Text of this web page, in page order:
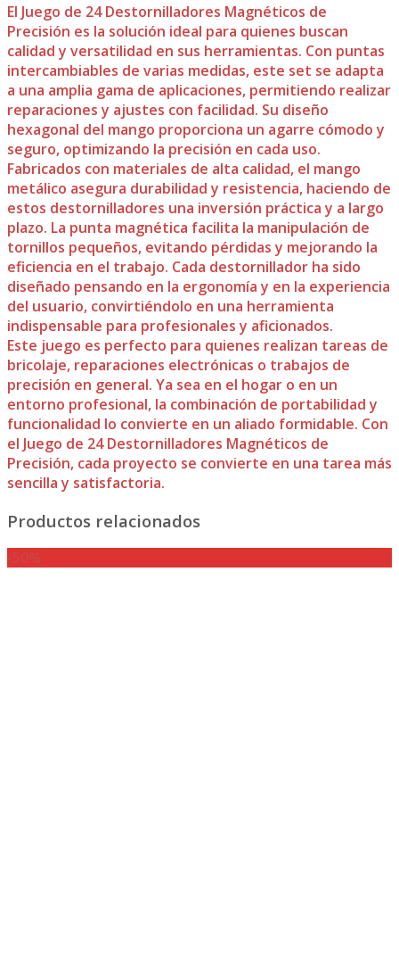
El Juego de 24 Destornilladores Magnéticos de
Precisión es la solución ideal para quienes buscan
calidad y versatilidad en sus herramientas. Con puntas
intercambiables de varias medidas, este set se adapta
a una amplia gama de aplicaciones, permitiendo realizar
reparaciones y ajustes con facilidad. Su diseño
hexagonal del mango proporciona un agarre cómodo y
seguro, optimizando la precisión en cada uso.
Fabricados con materiales de alta calidad, el mango
metálico asegura durabilidad y resistencia, haciendo de
estos destornilladores una inversión práctica y a largo
plazo. La punta magnética facilita la manipulación de
tornillos pequeños, evitando pérdidas y mejorando la
eficiencia en el trabajo. Cada destornillador ha sido
diseñado pensando en la ergonomía y en la experiencia
del usuario, convirtiéndolo en una herramienta
indispensable para profesionales y aficionados.
Este juego es perfecto para quienes realizan tareas de
bricolaje, reparaciones electrónicas o trabajos de
precisión en general. Ya sea en el hogar o en un
entorno profesional, la combinación de portabilidad y
funcionalidad lo convierte en un aliado formidable. Con
el Juego de 24 Destornilladores Magnéticos de
Precisión, cada proyecto se convierte en una tarea más
sencilla y satisfactoria.
Productos relacionados